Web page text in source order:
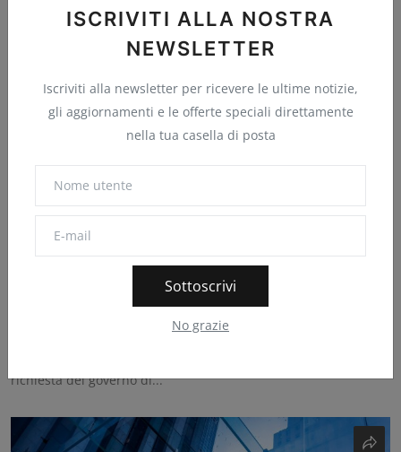
ISCRIVITI ALLA NOSTRA
NEWSLETTER
Iscriviti alla newsletter per ricevere le ultime notizie,
gli aggiornamenti e le offerte speciali direttamente
nella tua casella di posta
Sottoscrivi
No grazie
Backdoor iCloud: nuovo ricorso di Apple nel
0 1
richiesta del governo di...